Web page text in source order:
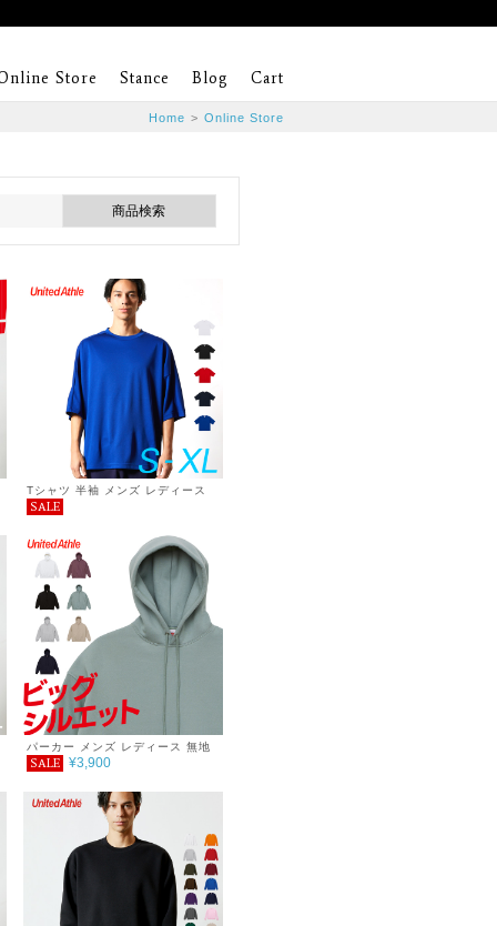
Store Stance Blog Cart
Home > Online Store
Tシャツ 半袖 メンズ レディース
無地 ドライ アスレチックＴシャツ
4.1oz クルーネック ティーシャツ
SALE
パーカー メンズ レディース 無地
ビッグシルエット スウェット プル
ブラック グレー シンプル あった
か ゆったり おしゃれ 秋冬 冬 巣ご
もり 服 10.0oz
SALE ¥3,900